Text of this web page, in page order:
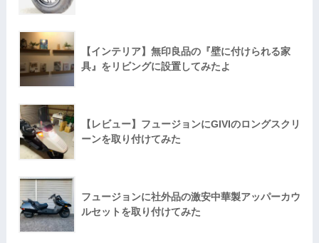
【インテリア】無印良品の『壁に付けられる家
具』をリビングに設置してみたよ
【レビュー】フュージョンにGIVIのロングスクリ
ーンを取り付けてみた
フュージョンに社外品の激安中華製アッパーカウ
ルセットを取り付けてみた